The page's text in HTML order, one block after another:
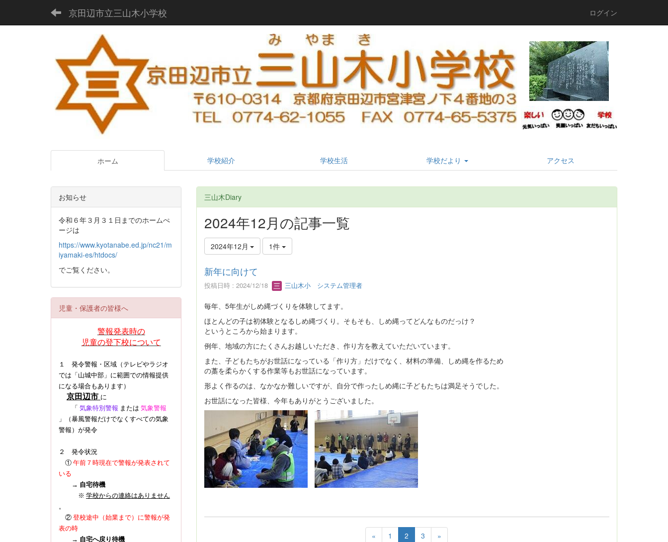
京田辺市立三山木小学校 ログイン
ホーム 学校紹介 学校生活 学校だより アクセス
三山木Diary
2024年12月の記事一覧
2024年12月 1件
新年に向けて
投稿日時 : 2024/12/18 三山木小 システム管理者
毎年、5年生がしめ縄づくりを体験してます。
ほとんどの子は初体験となるしめ縄づくり。そもそも、しめ縄ってどんなものだっけ？
というところから始まります。
例年、地域の方にたくさんお越しいただき、作り方を教えていただいています。
また、子どもたちがお世話になっている「作り方」だけでなく、材料の準備、しめ縄を作るため
の藁を柔らかくする作業等もお世話になっています。
形よく作るのは、なかなか難しいですが、自分で作ったしめ縄に子どもたちは満足そうでした。
お世話になった皆様、今年もありがとうございました。
« 1 2 3 »
お知らせ
令和６年３月３１日までのホームぺ
ージは
https://www.kyotanabe.ed.jp/nc21/m
iyamaki-es/htdocs/
でご覧ください。
児童・保護者の皆様へ
警報発表時の
児童の登下校について
１ 発令警報・区域（テレビやラジオ
では「山城中部」に範囲での情報提供
になる場合もあります）
京田辺市 に
「 気象特別警報 または 気象警報
」（暴風警報だけでなくすべての気象
警報） が発令
２ 発令状況
① 午前７時現在で警報が発表されて
いる
→ 自宅待機
※ 学校からの連絡はありません
。
② 登校途中（始業まで）に警報が発
表の時
→ 自宅へ戻り待機